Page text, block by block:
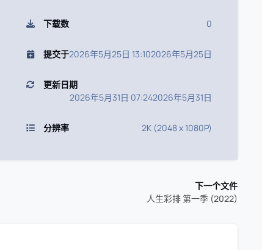
下载数 0
提交于2026年5月25日 13:102026年5月25日
更新日期
2026年5月31日 07:242026年5月31日
分辨率 2K (2048 x 1080P)
下一个文件
人生彩排 第一季 (2022)